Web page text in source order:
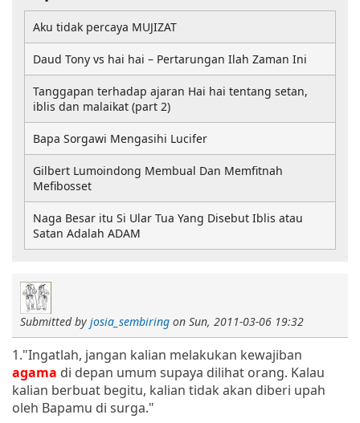
Submitted by josia_sembiring on Sun, 2011-03-06 19:32
1."Ingatlah, jangan kalian melakukan kewajiban
agama di depan umum supaya dilihat orang. Kalau
kalian berbuat begitu, kalian tidak akan diberi upah
oleh Bapamu di surga."
Aku tidak percaya MUJIZAT
Daud Tony vs hai hai – Pertarungan Ilah Zaman Ini
Tanggapan terhadap ajaran Hai hai tentang setan,
iblis dan malaikat (part 2)
Bapa Sorgawi Mengasihi Lucifer
Gilbert Lumoindong Membual Dan Memfitnah
Mefibosset
Naga Besar itu Si Ular Tua Yang Disebut Iblis atau
Satan Adalah ADAM